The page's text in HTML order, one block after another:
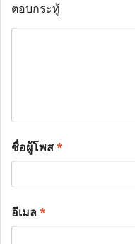
ตอบกระทู้
ชื่อผู้โพส*
อีเมล*